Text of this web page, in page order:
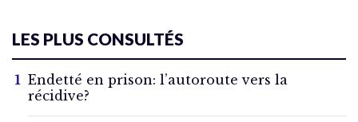
LES PLUS CONSULTÉS
Endetté en prison: l’autoroute vers la
récidive?